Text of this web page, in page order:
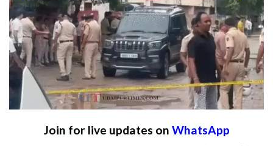
Join for live updates on WhatsApp